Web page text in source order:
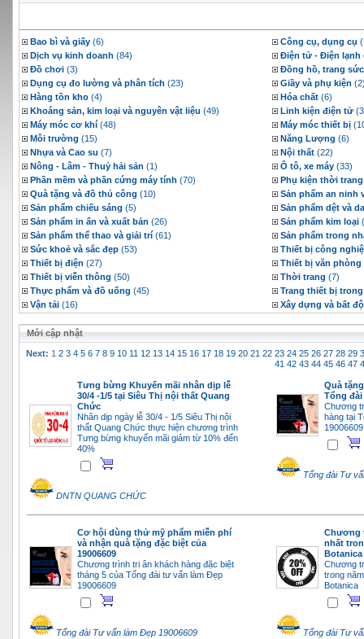
Bao bì và giấy (6) Công cụ, dụng cụ
Dịch vụ kinh doanh (84)
Điện tử - Điện lạnh
Đồ chơi (3)
Đồng hồ, trang
Dụng cụ đo lường và phân tích (23) Giầy và phụ kiện
Hàng tồn kho (4) Hóa chất (6)
Khoáng sản, kim loại và nguyên vật liệu (49) Linh kiện điện tử
Máy móc cơ khí (48) Máy móc thiết bị
Môi trường (15) Năng Lượng (6)
Nhựa và Cao su (7) Nội thất (22)
Nông - Lâm - Thuỷ hải sản (1) Ô tô, xe máy (33)
Phần mềm và phần cứng máy tính (70) Phụ kiện thời trang
Quà tặng và đồ thủ công (10)
Sản phẩm an ninh
Sản phẩm chiếu sáng (5)
Sản phẩm dệt và da
Sản phẩm in ấn và xuất bản (26) Sản phẩm kim loại
Sản phẩm thể thao và giải trí (61)
Sản phẩm trong
Sức khoẻ và sắc đẹp (53)
Thiết bị công
Thiết bị điện (27) Thiết bị văn phòng
Thiết bị viễn thông (50) Thời trang (7)
Thực phẩm và đồ uống (45)
Trang thiết bị
Vận tải (16) Xây dựng và bất
Mới cập nhật
Next: 1 2 3 4 5 6 7 8 9 10 11 12 13 14 15 16 17 18 19 20 21 22 23 24 25 26 27 28 29
41 42 43 44 45 46 47
Tưng bừng Khuyến mãi nhân dịp lễ
30/4 -1/5 tại Siêu Thị nội thất Quang
Chức
Nhân dịp ngày lễ 30/4 - 1/5 Siêu Thị nội
thất Quang Chức thực hiện chương trình
Tưng bừng khuyến mãi giảm từ 10% đến
40%
DNTN QUANG CHỨC
Quà
Tổng đài
Chương
hàng tại
19006609
Tổng đài Tư
Cơ hội dùng thử mỹ phẩm miễn phí
và nhận quà tặng đặc biệt của
19006609
Chương trình tri ân khách hàng đặc biệt
tháng 5 của Tổng đài tư vấn làm Đẹp
19006609
Tổng đài Tư vấn làm Đẹp 19006609
Chương
nhất
Botanica
Chương
trong
Botanica
Tổng đài Tư